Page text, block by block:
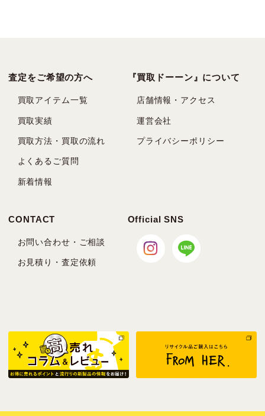
査定をご希望の方へ
買取アイテム一覧
買取実績
買取方法・買取の流れ
よくあるご質問
新着情報
『買取ドーーン』について
店舗情報・アクセス
運営会社
プライバシーポリシー
CONTACT
お問い合わせ・ご相談
お見積り・査定依頼
Official SNS